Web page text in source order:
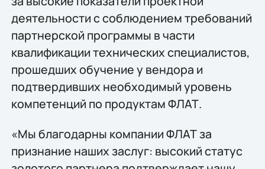
деятельности с соблюдением требований
партнерской программы в части
квалификации технических специалистов,
прошедших обучение у вендора и
подтвердивших необходимый уровень
компетенций по продуктам ФЛАТ.
«Мы благодарны компании ФЛАТ за
признание наших заслуг: высокий статус